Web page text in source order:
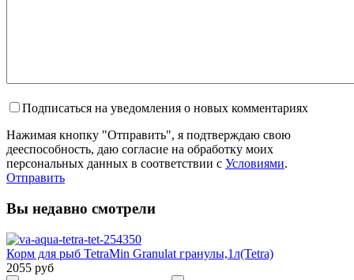
Подписаться на уведомления о новых комментариях
Нажимая кнопку "Отправить", я подтверждаю свою
дееспособность, даю согласие на обработку моих
персональных данных в соответствии с Условиями.
Отправить
Вы недавно смотрели
Корм для рыб TetraMin Granulat гранулы,1л(Tetra)
2055 руб